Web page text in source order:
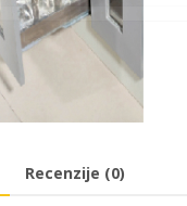
Recenzije (0)